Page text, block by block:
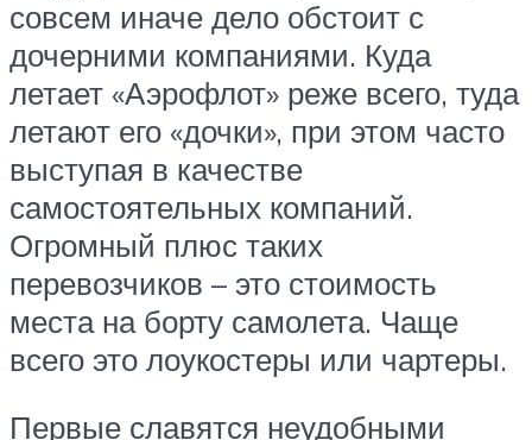
совсем иначе дело обстоит с
дочерними компаниями. Куда
летает «Аэрофлот» реже всего, туда
летают его «дочки», при этом часто
выступая в качестве
самостоятельных компаний.
Огромный плюс таких
перевозчиков – это стоимость
места на борту самолета. Чаще
всего это лоукостеры или чартеры.
Первые славятся неудобными